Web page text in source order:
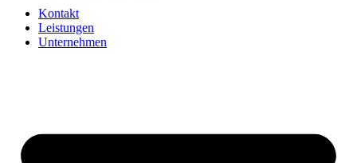
Kontakt
Leistungen
Unternehmen